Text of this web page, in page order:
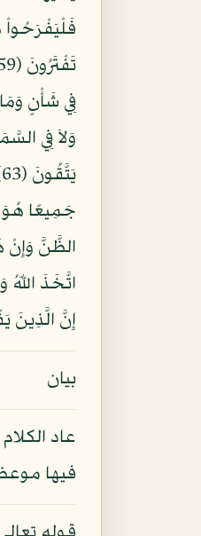
فِي شَأْنٍ
إِنَّ الَّذِينَ يَفْتَرُونَ عَلَى اللّهِ
بيان
عاد
فيها